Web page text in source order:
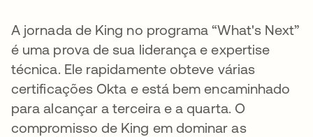
A jornada de King no programa “What's Next”
é uma prova de sua liderança e expertise
técnica. Ele rapidamente obteve várias
certificações Okta e está bem encaminhado
para alcançar a terceira e a quarta. O
compromisso de King em dominar as